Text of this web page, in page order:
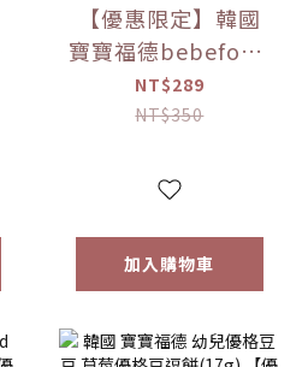
【優惠限定】韓國
寶寶福德bebefood
寶寶專用醬油 煮湯/
沾用 (180ml)
NT$289
NT$350
加入購物車